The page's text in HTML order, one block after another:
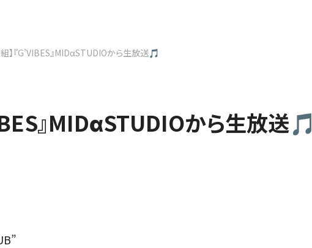
組】『G’VIBES』MIDαSTUDIOから生放送🎵
』MIDαSTUDIOから生放送🎵